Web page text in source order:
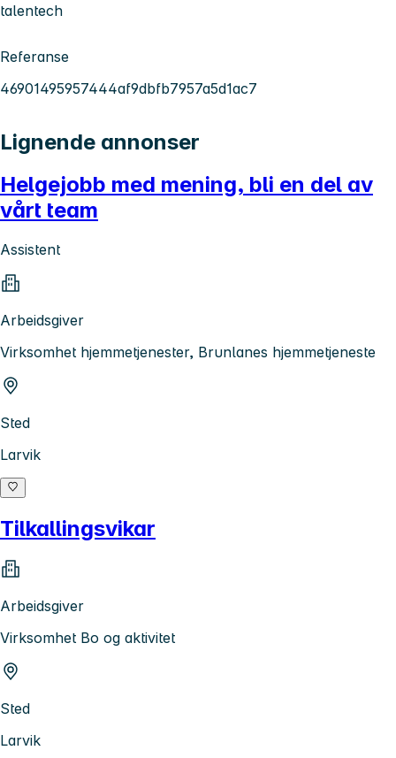
talentech
Referanse
46901495957444af9dbfb7957a5d1ac7
Lignende annonser
Helgejobb med mening, bli en del av
vårt team
Assistent
Arbeidsgiver
Virksomhet hjemmetjenester, Brunlanes hjemmetjeneste
Sted
Larvik
Tilkallingsvikar
Arbeidsgiver
Virksomhet Bo og aktivitet
Sted
Larvik